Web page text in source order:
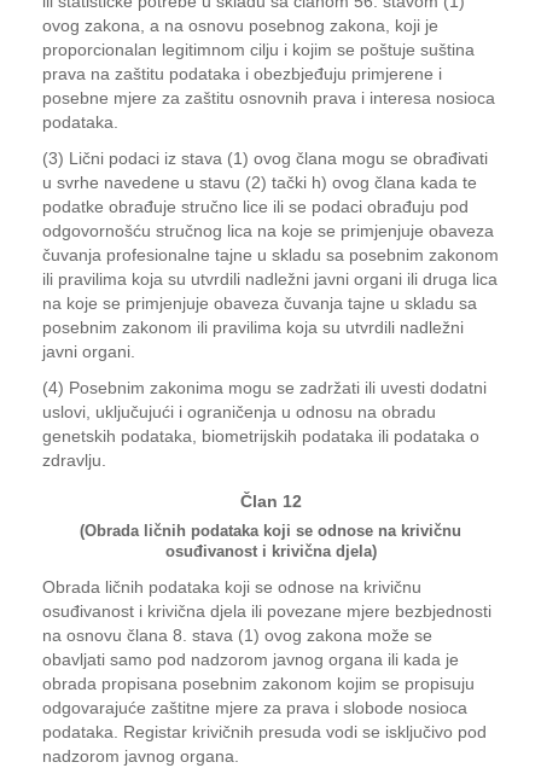
ovog zakona, a na osnovu posebnog zakona, koji je
proporcionalan legitimnom cilju i kojim se poštuje suština
prava na zaštitu podataka i obezbjeđuju primjerene i
posebne mjere za zaštitu osnovnih prava i interesa nosioca
podataka.
(3) Lični podaci iz stava (1) ovog člana mogu se obrađivati
u svrhe navedene u stavu (2) tački h) ovog člana kada te
podatke obrađuje stručno lice ili se podaci obrađuju pod
odgovornošću stručnog lica na koje se primjenjuje obaveza
čuvanja profesionalne tajne u skladu sa posebnim zakonom
ili pravilima koja su utvrdili nadležni javni organi ili druga lica
na koje se primjenjuje obaveza čuvanja tajne u skladu sa
posebnim zakonom ili pravilima koja su utvrdili nadležni
javni organi.
(4) Posebnim zakonima mogu se zadržati ili uvesti dodatni
uslovi, uključujući i ograničenja u odnosu na obradu
genetskih podataka, biometrijskih podataka ili podataka o
zdravlju.
Član 12
(Obrada ličnih podataka koji se odnose na krivičnu
osuđivanost i krivična djela)
Obrada ličnih podataka koji se odnose na krivičnu
osuđivanost i krivična djela ili povezane mjere bezbjednosti
na osnovu člana 8. stava (1) ovog zakona može se
obavljati samo pod nadzorom javnog organa ili kada je
obrada propisana posebnim zakonom kojim se propisuju
odgovarajuće zaštitne mjere za prava i slobode nosioca
podataka. Registar krivičnih presuda vodi se isključivo pod
nadzorom javnog organa.